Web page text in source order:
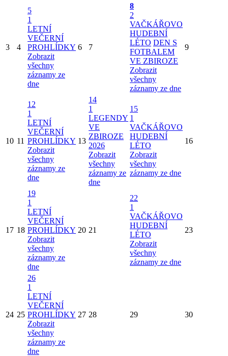
3 4
5
1
LETNÍ
VEČERNÍ
PROHLÍDKY
Zobrazit
všechny
záznamy ze
dne
6 7
8
2
VAČKÁŘOVO
HUDEBNÍ
LÉTO DEN S
FOTBALEM
VE ZBIROZE
Zobrazit
všechny
záznamy ze dne
9
10 11
12
1
LETNÍ
VEČERNÍ
PROHLÍDKY
Zobrazit
všechny
záznamy ze
dne
13
14
1
LEGENDY
VE
ZBIROZE
2026
Zobrazit
všechny
záznamy ze
dne
15
1
VAČKÁŘOVO
HUDEBNÍ
LÉTO
Zobrazit
všechny
záznamy ze dne
16
17 18
19
1
LETNÍ
VEČERNÍ
PROHLÍDKY
Zobrazit
všechny
záznamy ze
dne
20 21
22
1
VAČKÁŘOVO
HUDEBNÍ
LÉTO
Zobrazit
všechny
záznamy ze dne
23
24 25
26
1
LETNÍ
VEČERNÍ
PROHLÍDKY
Zobrazit
všechny
záznamy ze
dne
27 28 29 30